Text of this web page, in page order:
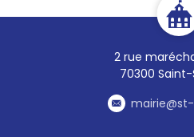
2 rue
70300
Prévenir les
monoxyde de
fonctionnement